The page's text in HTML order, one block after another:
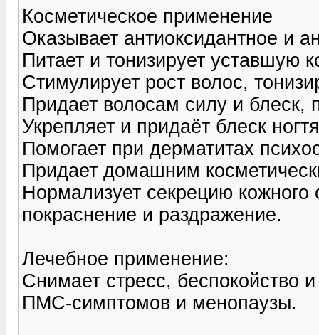
Косметическое применение
Оказывает антиоксидантное и
Питает и тонизирует уставшую
Стимулирует рост волос,
Придает волосам силу и блеск,
Укрепляет и придаёт блеск
Помогает при дерматитах
Придает домашним
Нормализует секрецию
покраснение и раздражение.
Лечебное применение:
Снимает стресс, беспокойство
ПМС-симптомов и менопаузы.